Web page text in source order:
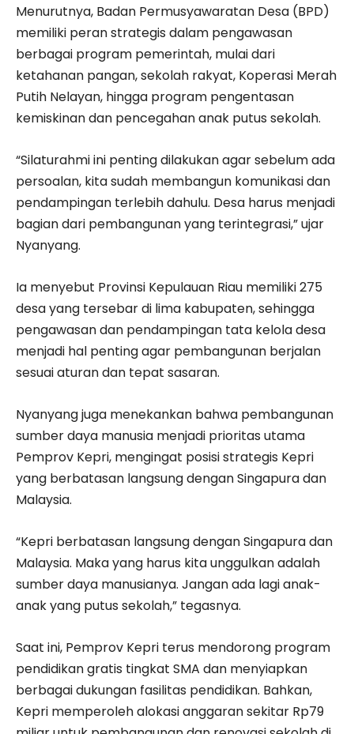
Menurutnya, Badan Permusyawaratan Desa (BPD)
memiliki peran strategis dalam pengawasan
berbagai program pemerintah, mulai dari
ketahanan pangan, sekolah rakyat, Koperasi Merah
Putih Nelayan, hingga program pengentasan
kemiskinan dan pencegahan anak putus sekolah.
“Silaturahmi ini penting dilakukan agar sebelum ada
persoalan, kita sudah membangun komunikasi dan
pendampingan terlebih dahulu. Desa harus menjadi
bagian dari pembangunan yang terintegrasi,” ujar
Nyanyang.
Ia menyebut Provinsi Kepulauan Riau memiliki 275
desa yang tersebar di lima kabupaten, sehingga
pengawasan dan pendampingan tata kelola desa
menjadi hal penting agar pembangunan berjalan
sesuai aturan dan tepat sasaran.
Nyanyang juga menekankan bahwa pembangunan
sumber daya manusia menjadi prioritas utama
Pemprov Kepri, mengingat posisi strategis Kepri
yang berbatasan langsung dengan Singapura dan
Malaysia.
“Kepri berbatasan langsung dengan Singapura dan
Malaysia. Maka yang harus kita unggulkan adalah
sumber daya manusianya. Jangan ada lagi anak-
anak yang putus sekolah,” tegasnya.
Saat ini, Pemprov Kepri terus mendorong program
pendidikan gratis tingkat SMA dan menyiapkan
berbagai dukungan fasilitas pendidikan. Bahkan,
Kepri memperoleh alokasi anggaran sekitar Rp79